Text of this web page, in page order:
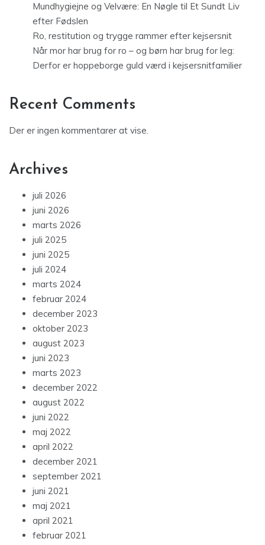
Mundhygiejne og Velvære: En Nøgle til Et Sundt Liv
efter Fødslen
Ro, restitution og trygge rammer efter kejsersnit
Når mor har brug for ro – og børn har brug for leg:
Derfor er hoppeborge guld værd i kejsersnitfamilier
Recent Comments
Der er ingen kommentarer at vise.
Archives
juli 2026
juni 2026
marts 2026
juli 2025
juni 2025
juli 2024
marts 2024
februar 2024
december 2023
oktober 2023
august 2023
juni 2023
marts 2023
december 2022
august 2022
juni 2022
maj 2022
april 2022
december 2021
september 2021
juni 2021
maj 2021
april 2021
februar 2021